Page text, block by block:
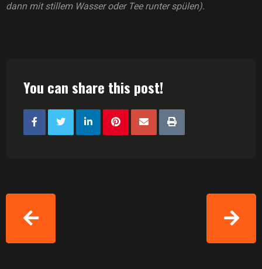
dann mit stillem Wasser oder Tee runter spülen).
You can share this post!